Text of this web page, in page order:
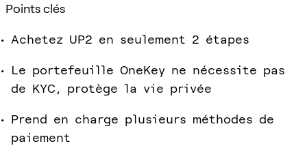
Points clés
Achetez UP2 en seulement 2 étapes
Le portefeuille OneKey ne nécessite pas
de KYC, protège la vie privée
Prend en charge plusieurs méthodes de
paiement